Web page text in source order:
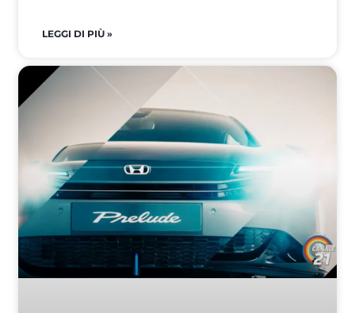
LEGGI DI PIÙ »